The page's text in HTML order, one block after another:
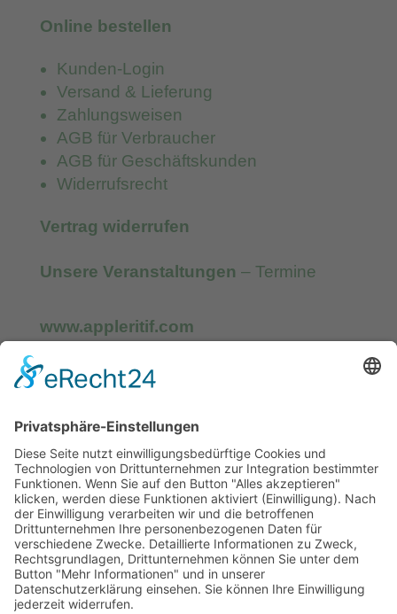
Online bestellen
Kunden-Login
Versand & Lieferung
Zahlungsweisen
AGB für Verbraucher
AGB für Geschäftskunden
Widerrufsrecht
Vertrag widerrufen
Unsere Veranstaltungen – Termine
www.appleritif.com